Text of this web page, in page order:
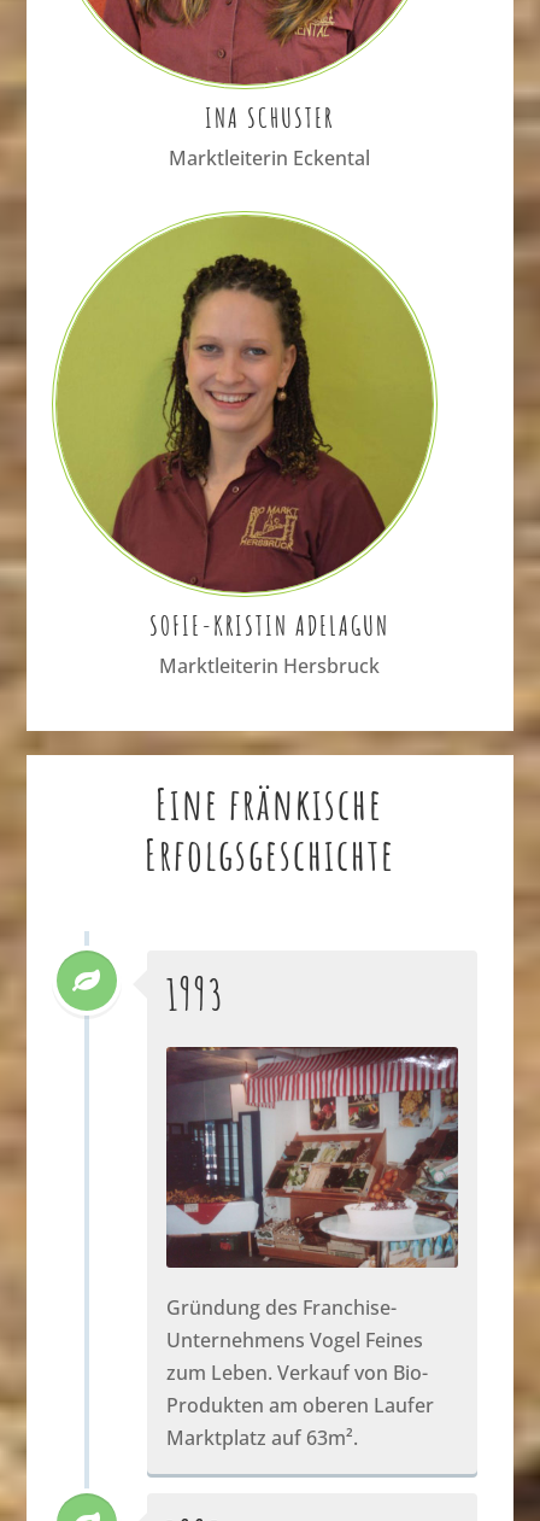
INA SCHUSTER
Marktleiterin Eckental
SOFIE-KRISTIN ADELAGUN
Marktleiterin Hersbruck
Eine fränkische
Erfolgsgeschichte
1993
Gründung des Franchise-
Unternehmens Vogel Feines
zum Leben. Verkauf von Bio-
Produkten am oberen Laufer
Marktplatz auf 63m².